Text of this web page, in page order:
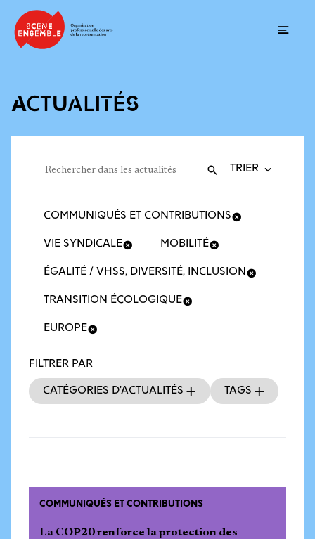
ACTUALITÉS
Recherche
Valider
FILTRER PAR
Catégories d’actualités Tags
COMMUNIQUÉS ET CONTRIBUTIONS
VIE SYNDICALE MOBILITÉ
ÉGALITÉ / VHSS, DIVERSITÉ, INCLUSION
TRANSITION ÉCOLOGIQUE
EUROPE
COMMUNIQUÉS ET CONTRIBUTIONS
La COP20 renforce la protection des